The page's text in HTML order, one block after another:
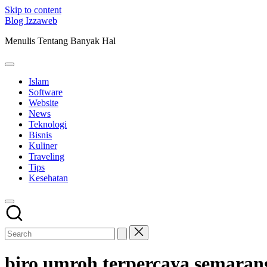
Skip to content
Blog Izzaweb
Menulis Tentang Banyak Hal
Islam
Software
Website
News
Teknologi
Bisnis
Kuliner
Traveling
Tips
Kesehatan